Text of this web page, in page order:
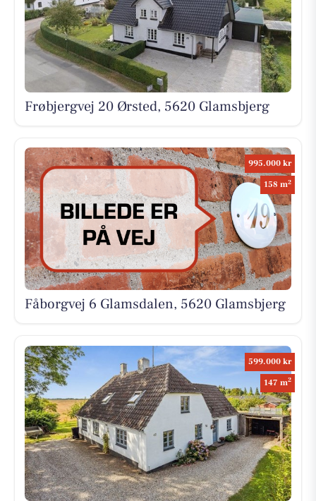
Frøbjergvej 20 Ørsted, 5620 Glamsbjerg
995.000 kr
158 m2
Fåborgvej 6 Glamsdalen, 5620 Glamsbjerg
599.000 kr
147 m2